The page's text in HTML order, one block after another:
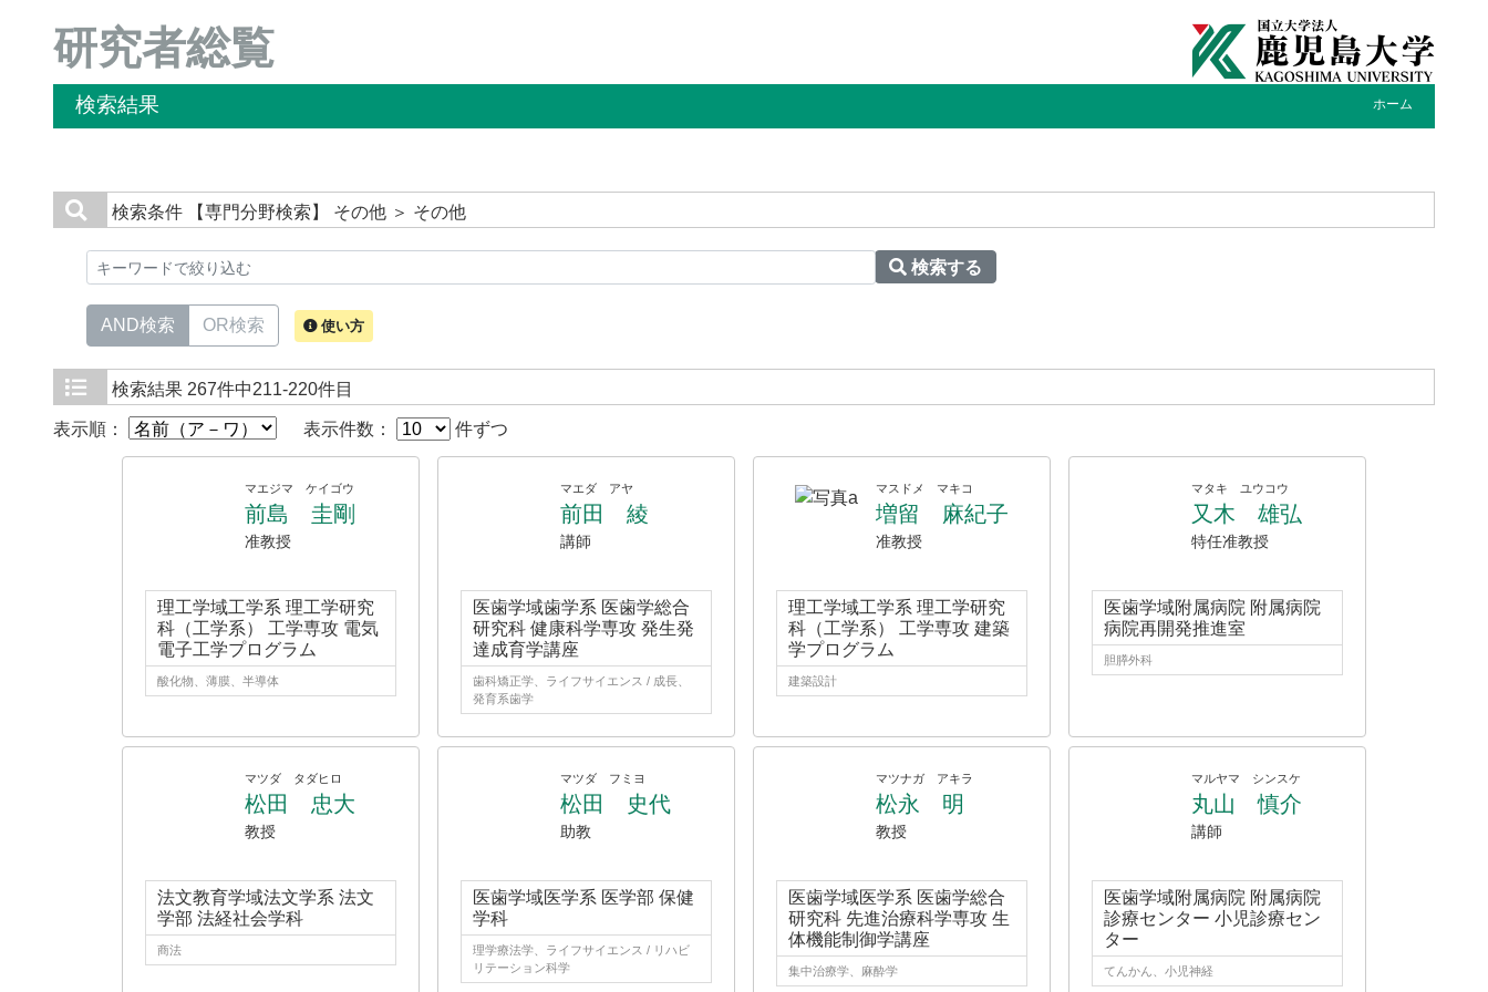
研究者総覧
検索結果 ホーム
検索条件 【専門分野検索】 その他 ＞ その他
検索する
AND検索 OR検索 使い方
検索結果 267件中211-220件目
表示順： 表示件数： 件ずつ
マエジマ ケイゴウ
前島 圭剛
准教授
理工学域工学系 理工学研究
科（工学系） 工学専攻 電気
電子工学プログラム
酸化物、薄膜、半導体
マエダ アヤ
前田 綾
講師
医歯学域歯学系 医歯学総合
研究科 健康科学専攻 発生発
達成育学講座
歯科矯正学、ライフサイエンス / 成長、
発育系歯学
マスドメ マキコ
増留 麻紀子
准教授
理工学域工学系 理工学研究
科（工学系） 工学専攻 建築
学プログラム
建築設計
マタキ ユウコウ
又木 雄弘
特任准教授
医歯学域附属病院 附属病院
病院再開発推進室
胆膵外科
マツダ タダヒロ
松田 忠大
教授
法文教育学域法文学系 法文
学部 法経社会学科
商法
マツダ フミヨ
松田 史代
助教
医歯学域医学系 医学部 保健
学科
理学療法学、ライフサイエンス / リハビ
リテーション科学
マツナガ アキラ
松永 明
教授
医歯学域医学系 医歯学総合
研究科 先進治療科学専攻 生
体機能制御学講座
集中治療学、麻酔学
マルヤマ シンスケ
丸山 慎介
講師
医歯学域附属病院 附属病院
診療センター 小児診療セン
ター
てんかん、小児神経